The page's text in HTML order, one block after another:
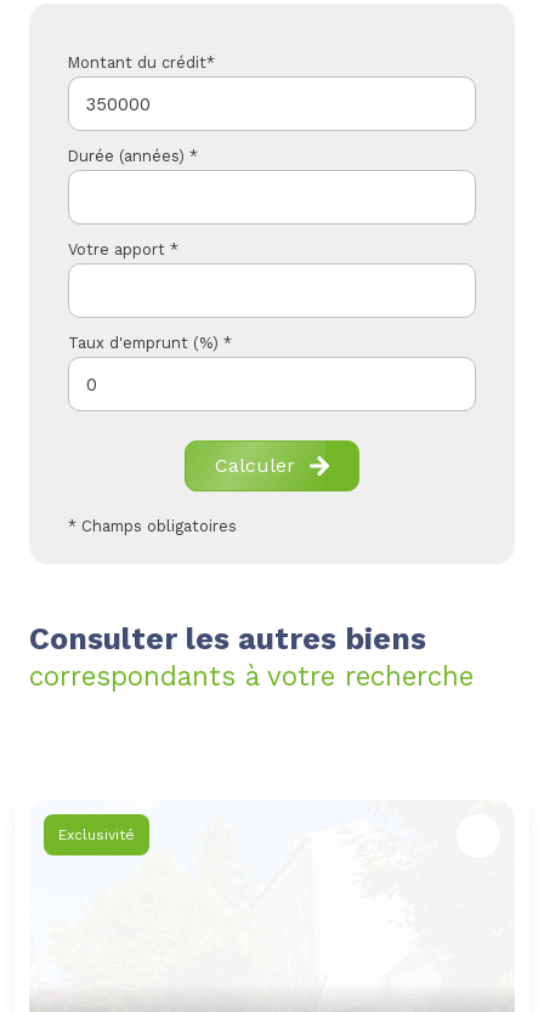
Montant du crédit*
Durée (années) *
Votre apport *
Taux d'emprunt (%) *
Calculer
* Champs obligatoires
Consulter les autres biens
correspondants à votre recherche
Exclusivité